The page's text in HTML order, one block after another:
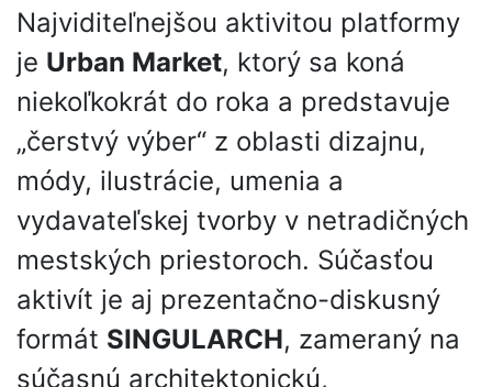
Najviditeľnejšou aktivitou platformy
je Urban Market, ktorý sa koná
niekoľkokrát do roka a predstavuje
„čerstvý výber“ z oblasti dizajnu,
módy, ilustrácie, umenia a
vydavateľskej tvorby v netradičných
mestských priestoroch. Súčasťou
aktivít je aj prezentačno-diskusný
formát SINGULARCH, zameraný na
súčasnú architektonickú,